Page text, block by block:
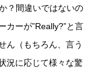
？間違いではないの
カーが”Really?”と言
ん（もちろん、言う
況に応じて様々な驚